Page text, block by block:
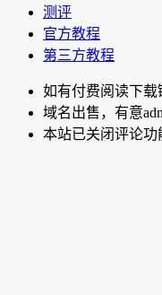
测评
官方教程
第三方教程
如有付费阅读下载
域名出售，有意
本站已关闭评论功